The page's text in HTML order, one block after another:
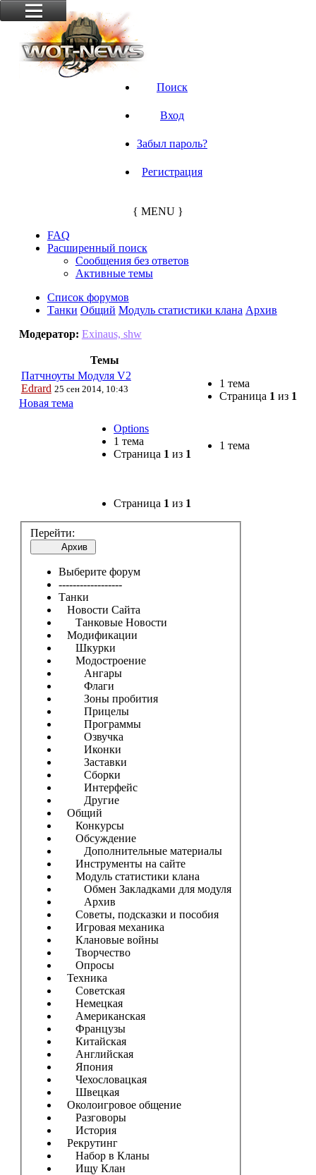
Поиск
Вход
Забыл пароль?
Регистрация
{ MENU }
FAQ
Расширенный поиск
Сообщения без ответов
Активные темы
Список форумов
Танки Общий Модуль статистики клана Архив
Модератор: Exinaus, shw
1 тема
Страница 1 из 1
1 тема
Темы
Патчноуты Модуля V2
Edrard 25 сен 2014, 10:43
Новая тема
Options
1 тема
Страница 1 из 1
Страница 1 из 1
Перейти:
Архив
Выберите форум
------------------
Танки
Новости Сайта
Танковые Новости
Модификации
Шкурки
Модостроение
Ангары
Флаги
Зоны пробития
Прицелы
Программы
Озвучка
Иконки
Заставки
Сборки
Интерфейс
Другие
Общий
Конкурсы
Обсуждение
Дополнительные материалы
Инструменты на сайте
Модуль статистики клана
Обмен Закладками для модуля
Архив
Советы, подсказки и пособия
Игровая механика
Клановые войны
Творчество
Опросы
Техника
Советская
Немецкая
Американская
Французы
Китайская
Английская
Япония
Чехословацкая
Швецкая
Околоигровое общение
Разговоры
История
Рекрутинг
Набор в Кланы
Ищу Клан